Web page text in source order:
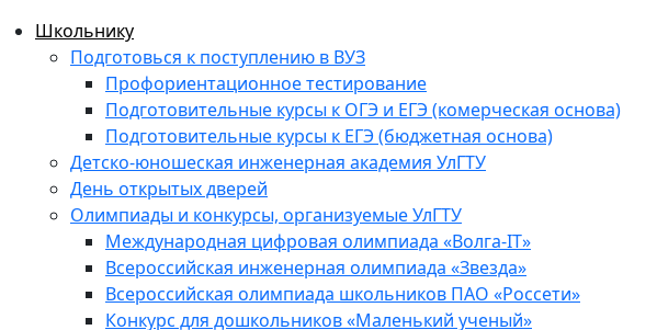
Школьнику
Подготовься к поступлению в ВУЗ
Профориентационное тестирование
Подготовительные курсы к ОГЭ и ЕГЭ (комерческая основа)
Подготовительные курсы к ЕГЭ (бюджетная основа)
Детско-юношеская инженерная академия УлГТУ
День открытых дверей
Олимпиады и конкурсы, организуемые УлГТУ
Международная цифровая олимпиада «Волга-IT»
Всероссийская инженерная олимпиада «Звезда»
Всероссийская олимпиада школьников ПАО «Россети»
Конкурс для дошкольников «Маленький ученый»